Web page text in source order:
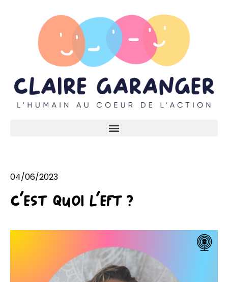
04/06/2023
c’est quoi l’EFT ?